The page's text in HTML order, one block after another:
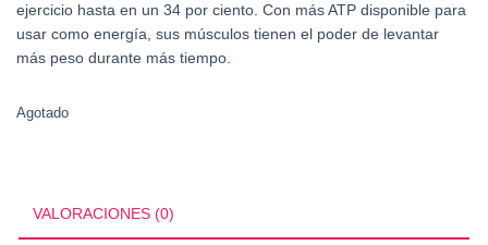
ejercicio hasta en un 34 por ciento. Con más ATP disponible para
usar como energía, sus músculos tienen el poder de levantar
más peso durante más tiempo.
Agotado
VALORACIONES (0)